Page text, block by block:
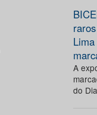
A
do